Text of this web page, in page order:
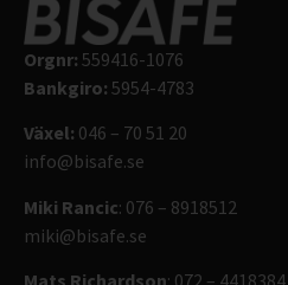
Orgnr: 559416-1076
Bankgiro: 5954-4783
Växel: 046 – 70 51 20
info@bisafe.se
Miki Rancic: 076 – 8918512
miki@bisafe.se